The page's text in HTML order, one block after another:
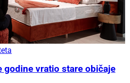
godine vratio stare običaje